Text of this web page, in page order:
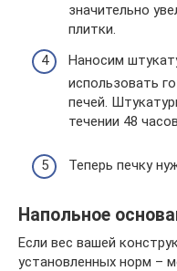
значительно
плитки.
Наносим
использовать
печей.
течении 48 часов.
Теперь печку
Напольное
Если вес вашей
установленных норм –